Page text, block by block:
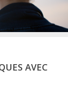
AVEC